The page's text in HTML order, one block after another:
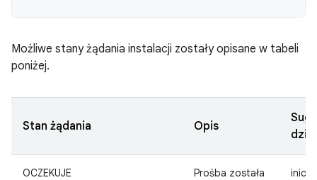
Możliwe stany żądania instalacji zostały opisane w tabeli
poniżej.
Stan żądania Opis
OCZEKUJE
Prośba została